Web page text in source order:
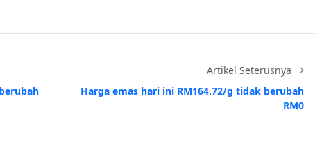
Artikel Seterusnya
Harga emas hari ini RM164.72/g tidak berubah
RM0